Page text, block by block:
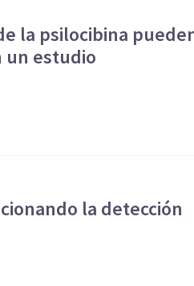
la psilocibina
un estudio
la detección